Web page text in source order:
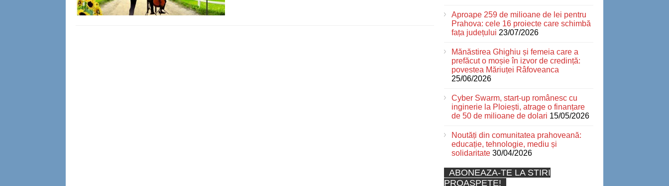
Aproape 259 de milioane de lei pentru
Prahova: cele 16 proiecte care schimbă
fața județului 23/07/2026
Mănăstirea Ghighiu și femeia care a
prefăcut o moșie în izvor de credință:
povestea Măriuței Râfoveanca
25/06/2026
Cyber Swarm, start-up românesc cu
inginerie la Ploiești, atrage o finanțare
de 50 de milioane de dolari 15/05/2026
Noutăți din comunitatea prahoveană:
educație, tehnologie, mediu și
solidaritate 30/04/2026
ABONEAZA-TE LA STIRI
PROASPETE!